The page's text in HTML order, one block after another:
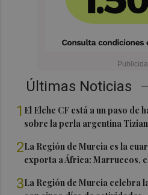
Últimas Noticias
1 El Elche CF está a un paso de
sobre la perla argentina
2La Región de Murcia es la
exporta a África: Marruecos,
3La Región de Murcia celebra